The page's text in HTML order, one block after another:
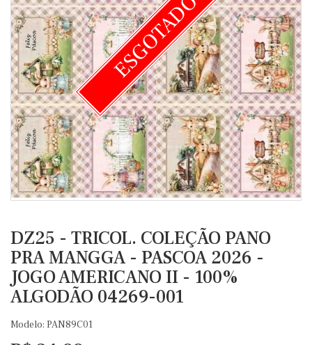
ESGOTADO
DZ25 - TRICOL. COLEÇÃO PANO
PRA MANGGA - PASCOA 2026 -
JOGO AMERICANO II - 100%
ALGODÃO 04269-001
Modelo: PAN89C01